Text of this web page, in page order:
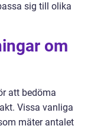
sig till olika
om
att bedöma
Vissa vanliga
mäter antalet